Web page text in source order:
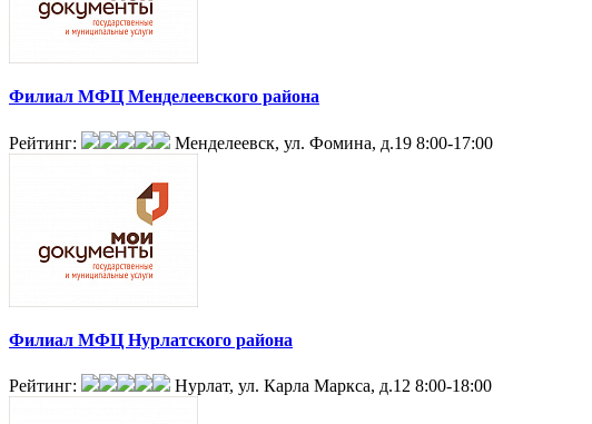
Филиал МФЦ Менделеевского района
Рейтинг: Менделеевск, ул. Фомина, д.19 8:00-17:00
Филиал МФЦ Нурлатского района
Рейтинг: Нурлат, ул. Карла Маркса, д.12 8:00-18:00